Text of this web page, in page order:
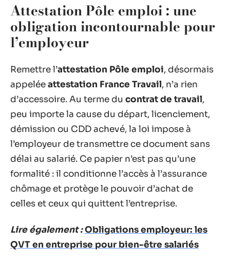
Attestation Pôle emploi : une
obligation incontournable pour
l’employeur
Remettre l’attestation Pôle emploi, désormais
appeléeattestation France Travail, n’a rien
d’accessoire. Au terme du contrat de travail,
peu importe la cause du départ, licenciement,
démission ou CDD achevé, la loi impose à
l’employeur de transmettre ce document sans
délai au salarié. Ce papier n’est pas qu’une
formalité : il conditionne l’accès à l’assurance
chômage et protège le pouvoir d’achat de
celles et ceux qui quittent l’entreprise.
Lire également :Obligations employeur: les
QVT en entreprise pour bien-être salariés